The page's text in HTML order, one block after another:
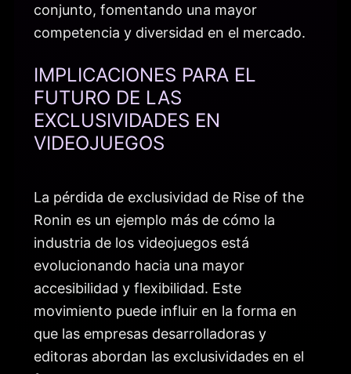
conjunto, fomentando una mayor
competencia y diversidad en el mercado.
IMPLICACIONES PARA EL
FUTURO DE LAS
EXCLUSIVIDADES EN
VIDEOJUEGOS
La pérdida de exclusividad de Rise of the
Ronin es un ejemplo más de cómo la
industria de los videojuegos está
evolucionando hacia una mayor
accesibilidad y flexibilidad. Este
movimiento puede influir en la forma en
que las empresas desarrolladoras y
editoras abordan las exclusividades en el